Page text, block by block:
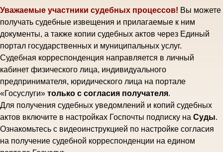
Уважаемые участники судебных процессов! Вы можете
получать судебные извещения и прилагаемые к ним
документы, а также копии судебных актов через Единый
портал государственных и муниципальных услуг.
Судебная корреспонденция направляется в личный
кабинет физического лица, индивидуального
предпринимателя, юридического лица на портале
«Госуслуги» только с согласия получателя.
Для получения судебных уведомлений и копий судебных
актов включите в настройках Госпочты подписку на Суды.
Ознакомьтесь с видеоинструкцией по настройке согласия
на получение судебной корреспонденции на едином